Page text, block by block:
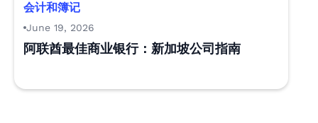
会计和簿记
June 19, 2026
阿联酋最佳商业银行：新加坡公司指南